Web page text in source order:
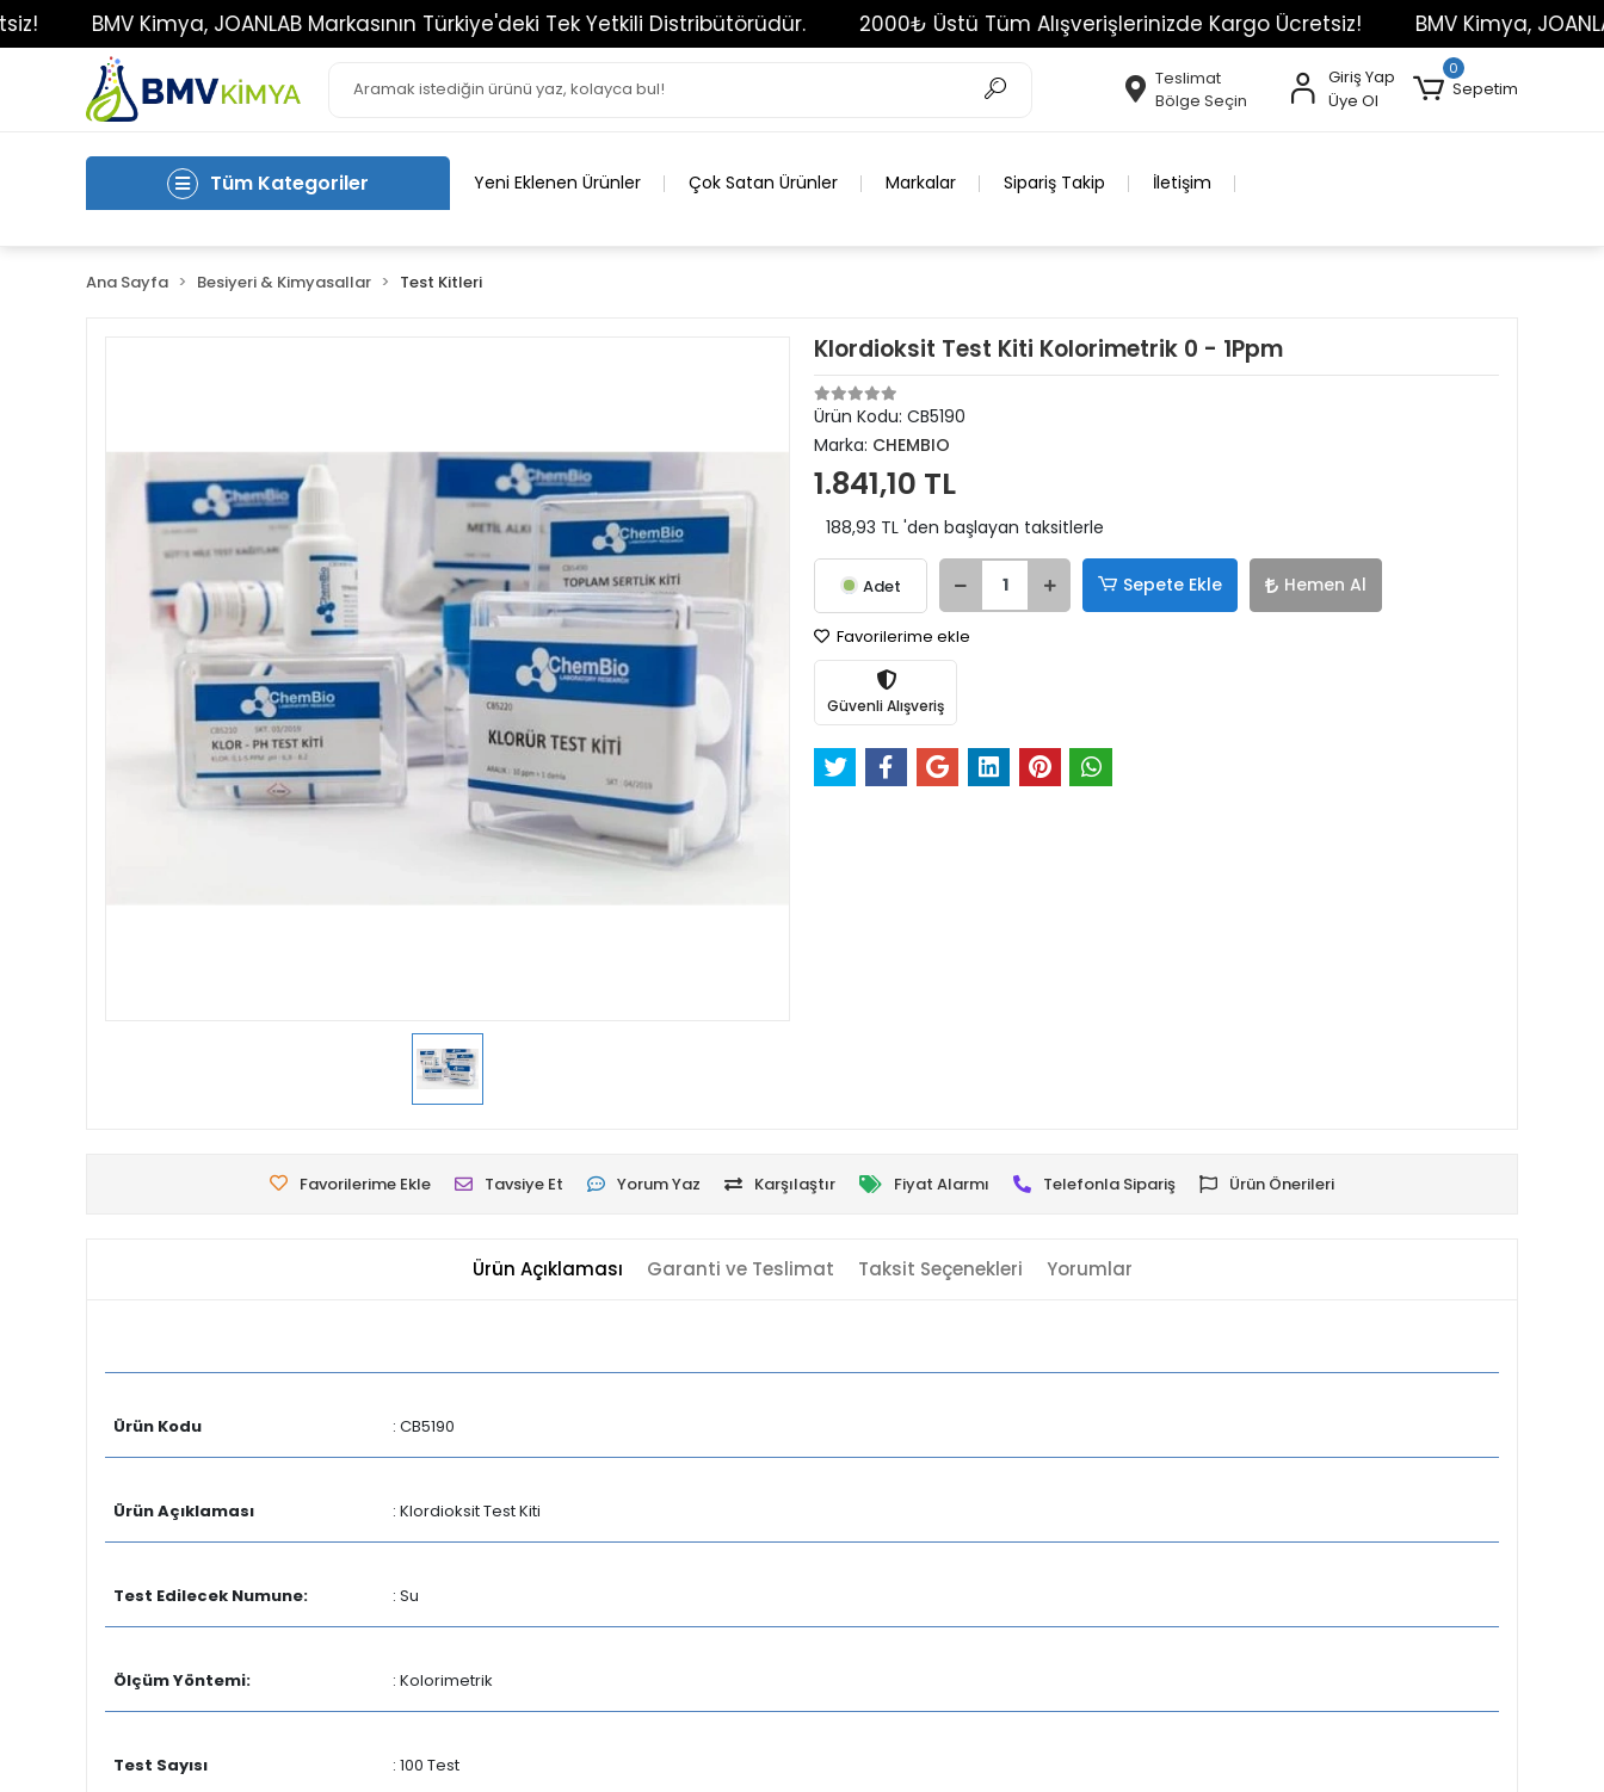
BMV Kimya, JOANLAB Markasının Türkiye'deki Tek Yetkili Distribütörüdür. 2000₺ Üstü Tüm Alışverişlerinizde Kargo Ücretsiz! BMV Kimya, JOANLAB
Teslimat
Bölge Seçin
Giriş Yap
Üye Ol
0
Sepetim
Tüm Kategoriler Yeni Eklenen Ürünler Çok Satan Ürünler Markalar Sipariş Takip İletişim
Ana Sayfa Besiyeri & Kimyasallar Test Kitleri
Klordioksit Test Kiti Kolorimetrik 0 - 1Ppm
Ürün Kodu: CB5190
Marka: CHEMBIO
1.841,10 TL
188,93 TL 'den başlayan taksitlerle
Adet Sepete Ekle Hemen Al
Favorilerime ekle
Güvenli Alışveriş
Favorilerime Ekle Tavsiye Et Yorum Yaz Karşılaştır Fiyat Alarmı Telefonla Sipariş Ürün Önerileri
Ürün Açıklaması Garanti ve Teslimat Taksit Seçenekleri Yorumlar
Ürün Kodu : CB5190
Ürün Açıklaması : Klordioksit Test Kiti
Test Edilecek Numune: : Su
Ölçüm Yöntemi: : Kolorimetrik
Test Sayısı : 100 Test